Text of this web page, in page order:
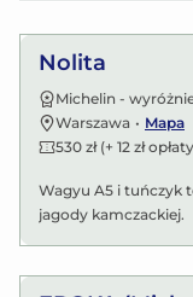
Nolita
Michelin -
Warszawa • Mapa
530 zł (+ 12 zł
Wagyu A5 i tuńczyk
jagody kamczackiej.